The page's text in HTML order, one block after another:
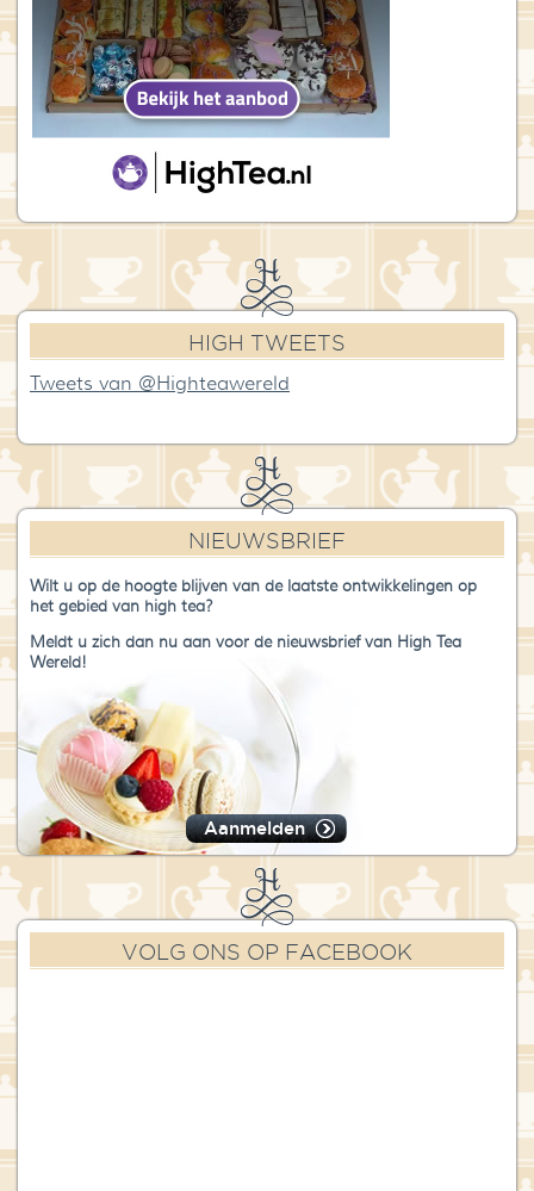
HIGH TWEETS
Tweets van @Highteawereld
NIEUWSBRIEF
Wilt u op de hoogte blijven van de laatste ontwikkelingen op
het gebied van high tea?
Meldt u zich dan nu aan voor de nieuwsbrief van High Tea
Wereld!
Aanmelden
VOLG ONS OP FACEBOOK